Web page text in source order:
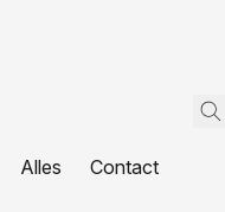
Alles Contact